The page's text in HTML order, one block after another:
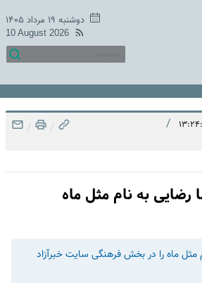
دوشنبه ۱۹ مرداد ۱۴۰۵
10 August 2026
/
/
/
رضایی به نام مثل ماه
ماه را در بخش فرهنگی سایت خبرآزاد